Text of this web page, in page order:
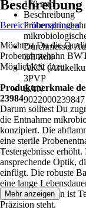
170 mm
Beschreibung
Durchmesser
3/8 Zoll
AKN
3PVP
EAN
9022000239847
Beschreibung
Bereich überspringen
Möchtest Du die
Probenahmehahn
Möglichkeit dazu.
Produktmerkmale
23984
Darum solltest Du
die Entnahme
konzipiert. Die
eine sterile
Testergebnisse
ansprechende Optik,
einfügt. Die robuste
eine lange
Probenahmehahn ist
Präzision steht.
Mehr anzeigen